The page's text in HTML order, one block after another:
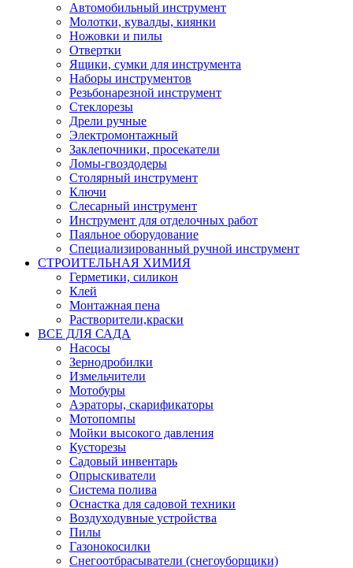
Автомобильный инструмент
Молотки, кувалды, киянки
Ножовки и пилы
Отвертки
Ящики, сумки для инструмента
Наборы инструментов
Резьбонарезной инструмент
Стеклорезы
Дрели ручные
Электромонтажный
Заклепочники, просекатели
Ломы-гвоздодеры
Столярный инструмент
Ключи
Слесарный инструмент
Инструмент для отделочных работ
Паяльное оборудование
Специализированный ручной инструмент
СТРОИТЕЛЬНАЯ ХИМИЯ
Герметики, силикон
Клей
Монтажная пена
Растворители,краски
ВСЕ ДЛЯ САДА
Насосы
Зернодробилки
Измельчители
Мотобуры
Аэраторы, скарификаторы
Мотопомпы
Мойки высокого давления
Кусторезы
Садовый инвентарь
Опрыскиватели
Система полива
Оснастка для садовой техники
Воздуходувные устройства
Пилы
Газонокосилки
Снегоотбрасыватели (снегоуборщики)